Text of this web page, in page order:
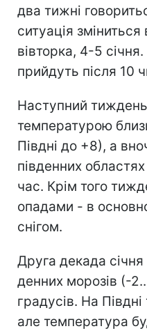
два тижні
ситуація
вівторка, 4-5
прийдуть після 10
Наступний
температурою
Півдні до +8), а
південних
час. Крім того
опадами - в
снігом.
Друга декада
денних морозів (-
градусів. На
але температура